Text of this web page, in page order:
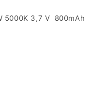
5000K 3,7 V 800mAh